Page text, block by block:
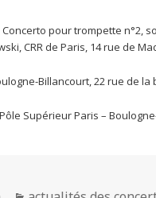
pour trompette n°2,
CRR de Paris, 14 rue de
Billancourt, 22 rue de
Supérieur Paris –